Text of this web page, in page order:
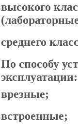
высокого
среднего
По способу
эксплуатации:
врезные;
встроенные;